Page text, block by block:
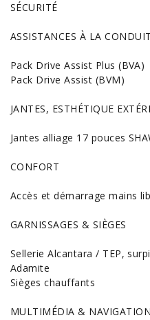
SÉCURITÉ
ASSISTANCES À LA
Pack Drive Assist Plus (BVA)
Pack Drive Assist (BVM)
JANTES, ESTHÉTIQUE
Jantes alliage 17 pouces
CONFORT
Accès et démarrage mains
GARNISSAGES & SIÈGES
Sellerie Alcantara / TEP,
Adamite
Sièges chauffants
MULTIMÉDIA & NAVIGATION